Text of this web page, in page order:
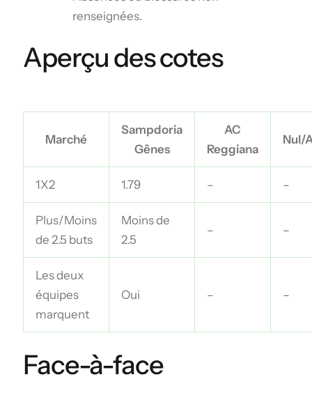
renseignées.
Aperçu des cotes
Marché
Sampdoria
Gênes
AC
Reggiana
Nul/
1X2 1.79 – –
Plus/Moins
de 2.5 buts
Moins de
2.5
– –
Les deux
équipes
marquent
Oui – –
Face-à-face